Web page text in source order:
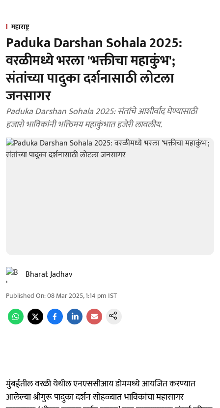
महाराष्ट्र
Paduka Darshan Sohala 2025:
वरळीमध्ये भरला 'भक्तीचा महाकुंभ';
संतांच्या पादुका दर्शनासाठी लोटला
जनसागर
Paduka Darshan Sohala 2025: संतांचे आशीर्वाद घेण्यासाठी
हजारो भाविकांनी भक्तिमय महाकुंभात हजेरी लावलीय.
Bharat Jadhav
Published On:08 Mar 2025, 1:14 pm IST
मुंबईतील वरळी येथील एनएससीआय डोममध्ये आयजित करण्यात
आलेल्या श्रीगुरू पादुका दर्शन सोहळ्यात भाविकांचा महासागर